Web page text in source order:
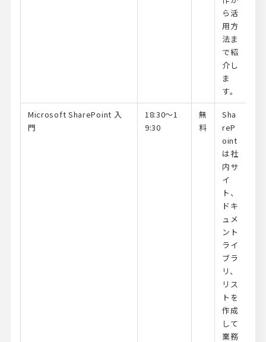
ら活
用方
法ま
で紹
介し
ま
す。
Microsoft SharePoint 入
門
18:30～1
9:30
無
料
Sha
reP
oint
は社
内サ
イ
ト、
ドキ
ュメ
ント
ライ
ブラ
リ、
リス
トを
作成
して
業務